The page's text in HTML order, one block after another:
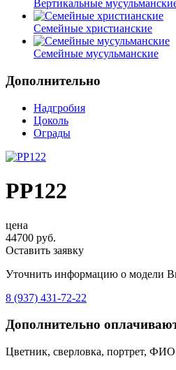
Вертикальные
Семейные христианские
Семейные мусульманские
Дополнительно
Надгробия
Цоколь
Ограды
PP122
цена
44700 руб.
Оставить заявку
Уточнить информацию о модели
8 (937) 431-72-22
Дополнительно
Цветник, сверловка, портрет,